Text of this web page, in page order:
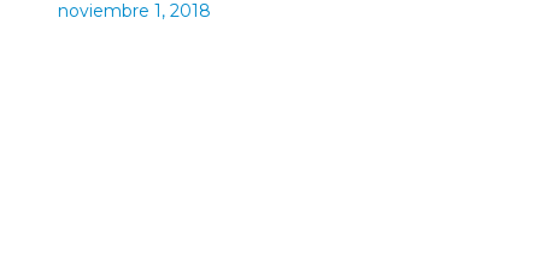
noviembre 1, 2018